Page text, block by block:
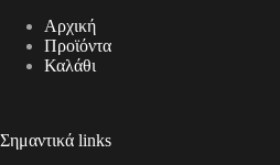
Αρχική
Προϊόντα
Καλάθι
Σημαντικά links